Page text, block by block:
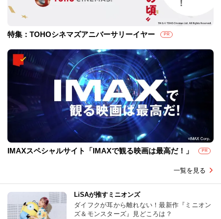
特集：TOHOシネマズアニバーサリーイヤー PR
IMAXスペシャルサイト「IMAXで観る映画は最高だ！」 PR
一覧を見る
LiSAが推すミニオンズ
ダイフクが耳から離れない！最新作『ミニオン
ズ＆モンスターズ』見どころは？